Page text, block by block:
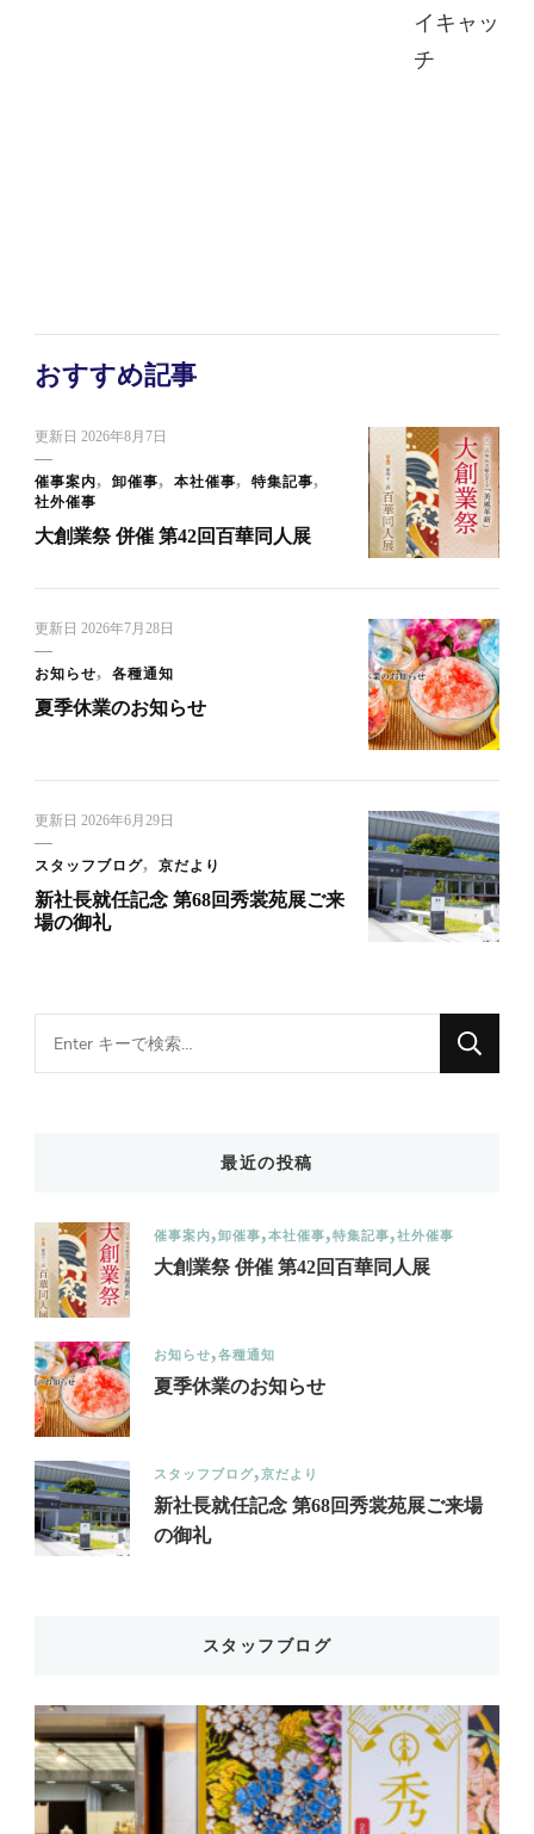
イキャッ
チ
おすすめ記事
更新日 2026年8月7日
催事案内 卸催事 本社催事
特集記事
社外催事
大創業祭 併催 第42回百華同人展
更新日 2026年7月28日
お知らせ 各種通知
夏季休業のお知らせ
更新日 2026年6月29日
スタッフブログ 京だより
新社長就任記念 第68回秀裳苑展ご来
場の御礼
for
最近の投稿
催事案内 卸催事 本社催事 特集記事 社外催事
大創業祭 併催 第42回百華同人展
お知らせ 各種通知
夏季休業のお知らせ
スタッフブログ 京だより
新社長就任記念 第68回秀裳苑展ご来場
の御礼
スタッフブログ